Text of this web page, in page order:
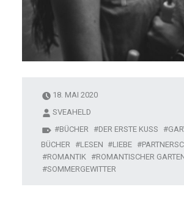
18. MAI 2020
SVEAHELD
BÜCHER
DER ERSTE KUSS
BÜCHER
LESEN LIEBE
ROMANTIK
ROMANTISCHER
SOMMERGEWITTER